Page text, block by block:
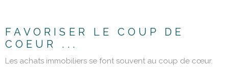
FAVORISER LE COUP DE
COEUR ...
Les achats immobiliers se font souvent au coup de cœur.